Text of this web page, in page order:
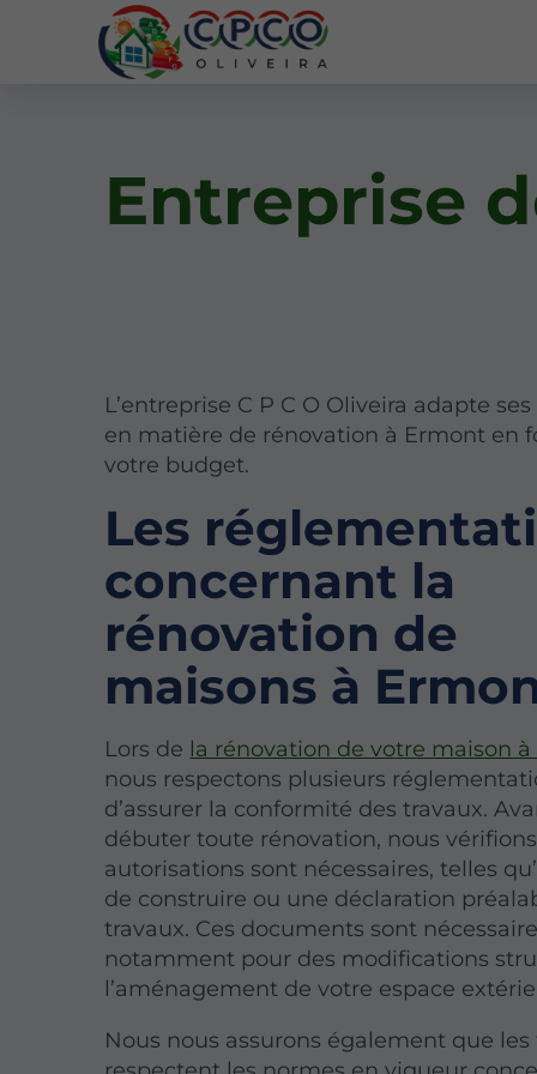
Entreprise
L’entreprise C P C O Oliveira adapte
en matière de rénovation à Ermont en
votre budget.
Les
concernant la
rénovation de
maisons à
Lors de la rénovation de votre maison
nous respectons plusieurs
d’assurer la conformité des travaux.
débuter toute rénovation, nous
autorisations sont nécessaires, telles
de construire ou une déclaration
travaux. Ces documents sont
notamment pour des modifications
l’aménagement de votre espace
Nous nous assurons également que les